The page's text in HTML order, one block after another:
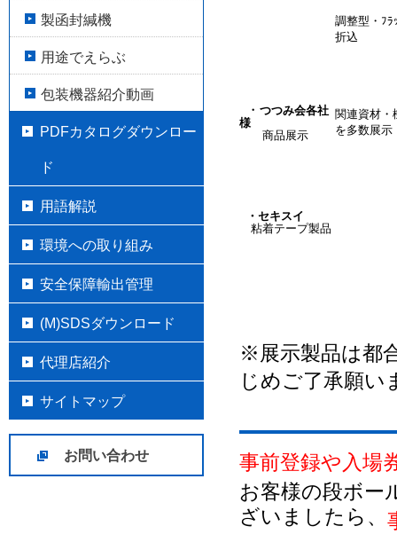
調整型・ﾌﾗ
折込
・ つつみ会各社
様
商品展示
関連資材・
を多数展示
・セキスイ
粘着テープ製品
※展示製品は都
じめご了承願い
事前登録や入場
お客様の段ボー
ざいましたら、
製函封緘機
用途でえらぶ
包装機器紹介動画
PDFカタログダウンロー
ド
用語解説
環境への取り組み
安全保障輸出管理
(M)SDSダウンロード
代理店紹介
サイトマップ
お問い合わせ